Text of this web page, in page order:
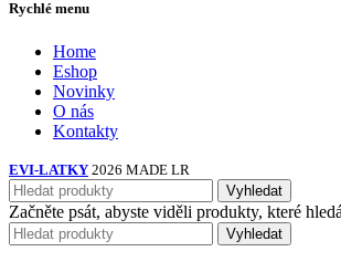
Rychlé menu
Home
Eshop
Novinky
O nás
Kontakty
EVI-LATKY 2026 MADE LR
Vyhledat
Začněte psát, abyste viděli produkty, které
Vyhledat